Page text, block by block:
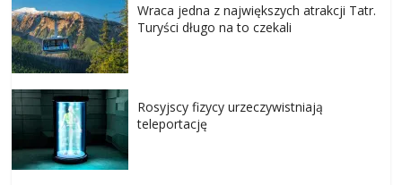
Wraca jedna z największych atrakcji Tatr.
Turyści długo na to czekali
Rosyjscy fizycy urzeczywistniają
teleportację